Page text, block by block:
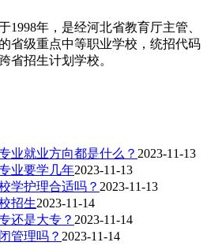
1998年，是经河北省教育厅主管、
省级重点中等职业学校，统招代码
省招生计划学校。
业就业方向都是什么？ 2023-11-13
业要学几年2023-11-13
学护理合适吗？ 2023-11-13
招生2023-11-14
还是大专？ 2023-11-14
管理吗？ 2023-11-14